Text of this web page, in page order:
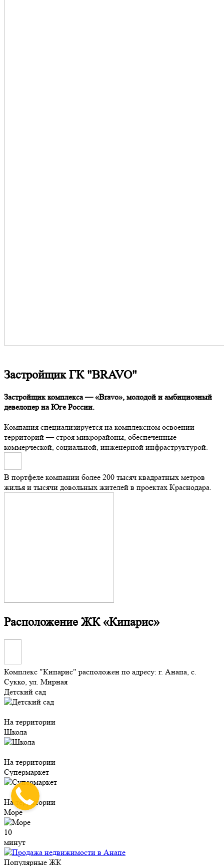
ЗастройщикГК "BRAVO"
Застройщик комплекса — «Bravo», молодой и амбициозный
девелопер на Юге России.
Компания специализируется на комплексном освоении
территорий — строя микрорайоны, обеспеченные
коммерческой, социальной, инженерной инфраструктурой.
В портфеле компании более 200 тысяч квадратных метров
жилья и тысячи довольных жителей в проектах Краснодара.
Расположение ЖК «Кипарис»
Комплекс "Кипарис" расположен по адресу: г. Анапа, с.
Сукко, ул. Мирная
Детский сад
На территории
Школа
На территории
Супермаркет
На территории
Море
10
минут
Популярные ЖК